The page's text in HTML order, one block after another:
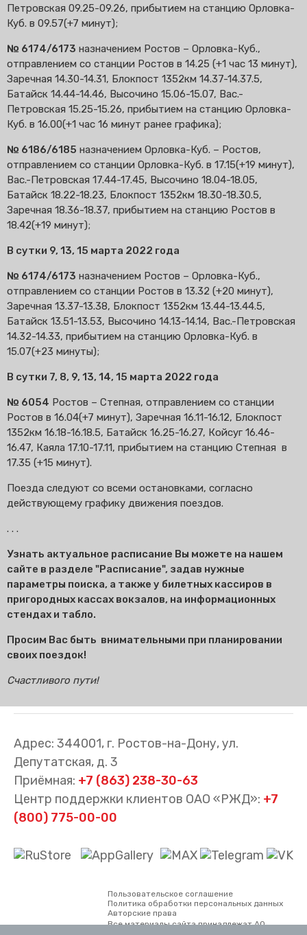
Петровская 09.25-09.26, прибытием на станцию Орловка-
Куб. в 09.57(+7 минут);
№ 6174/6173 назначением Ростов – Орловка-Куб.,
отправлением со станции Ростов в 14.25 (+1 час 13 минут),
Заречная 14.30-14.31, Блокпост 1352км 14.37-14.37.5,
Батайск 14.44-14.46, Высочино 15.06-15.07, Вас.-
Петровская 15.25-15.26, прибытием на станцию Орловка-
Куб. в 16.00(+1 час 16 минут ранее графика);
№ 6186/6185 назначением Орловка-Куб. – Ростов,
отправлением со станции Орловка-Куб. в 17.15(+19 минут),
Вас.-Петровская 17.44-17.45, Высочино 18.04-18.05,
Батайск 18.22-18.23, Блокпост 1352км 18.30-18.30.5,
Заречная 18.36-18.37, прибытием на станцию Ростов в
18.42(+19 минут);
В сутки 9, 13, 15 марта 2022 года
№ 6174/6173 назначением Ростов – Орловка-Куб.,
отправлением со станции Ростов в 13.32 (+20 минут),
Заречная 13.37-13.38, Блокпост 1352км 13.44-13.44.5,
Батайск 13.51-13.53, Высочино 14.13-14.14, Вас.-Петровская
14.32-14.33, прибытием на станцию Орловка-Куб. в
15.07(+23 минуты);
В сутки 7, 8, 9, 13, 14, 15 марта 2022 года
№ 6054 Ростов – Степная, отправлением со станции
Ростов в 16.04(+7 минут), Заречная 16.11-16.12, Блокпост
1352км 16.18-16.18.5, Батайск 16.25-16.27, Койсуг 16.46-
16.47, Каяла 17.10-17.11, прибытием на станцию Степная в
17.35 (+15 минут).
Поезда следуют со всеми остановками, согласно
действующему графику движения поездов.
. . .
Узнать актуальное расписание Вы можете на нашем
сайте в разделе "Расписание", задав нужные
параметры поиска, а также у билетных кассиров в
пригородных кассах вокзалов, на информационных
стендах и табло.
Просим Вас быть внимательными при планировании
своих поездок!
Счастливого пути!
Адрес: 344001, г. Ростов-на-Дону, ул.
Депутатская, д. 3
Приёмная: +7 (863) 238-30-63
Центр поддержки клиентов ОАО «РЖД»: +7
(800) 775-00-00
Пользовательское соглашение
Политика обработки персональных данных
Авторские права
Все материалы сайта принадлежат АО